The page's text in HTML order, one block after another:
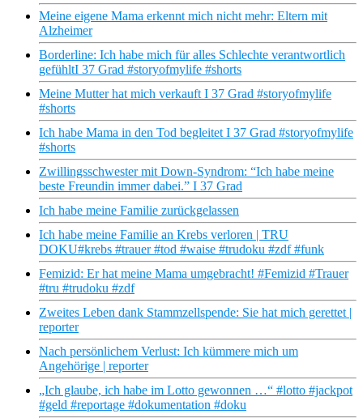
Meine eigene Mama erkennt mich nicht mehr: Eltern mit
Alzheimer
Borderline: Ich habe mich für alles Schlechte verantwortlich
gefühltI 37 Grad #storyofmylife #shorts
Meine Mutter hat mich verkauft I 37 Grad #storyofmylife
#shorts
Ich habe Mama in den Tod begleitet I 37 Grad #storyofmylife
#shorts
Zwillingsschwester mit Down-Syndrom: “Ich habe meine
beste Freundin immer dabei.” I 37 Grad
Ich habe meine Familie zurückgelassen
Ich habe meine Familie an Krebs verloren | TRU
DOKU#krebs #trauer #tod #waise #trudoku #zdf #funk
Femizid: Er hat meine Mama umgebracht! #Femizid #Trauer
#tru #trudoku #zdf
Zweites Leben dank Stammzellspende: Sie hat mich gerettet |
reporter
Nach persönlichem Verlust: Ich kümmere mich um
Angehörige | reporter
„Ich glaube, ich habe im Lotto gewonnen …“ #lotto #jackpot
#geld #reportage #dokumentation #doku